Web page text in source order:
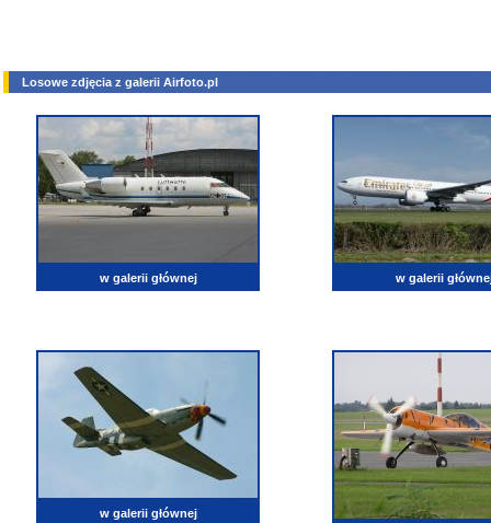
Losowe zdjęcia z galerii Airfoto.pl
w galerii głównej w galerii
w galerii głównej